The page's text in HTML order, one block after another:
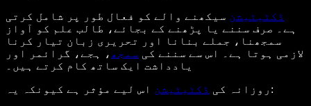
ڈکٹیٹیشن سیکھنے والے کو فعال طور پر شامل کرتی
ہے۔ صرف سننے یا پڑھنے کے بجائے، طالب علم کو آواز
سمجھنا، جملے بنانا اور تحریری زبان تیار کرنا
لازمی ہوتا ہے۔ اس سے سننے کی سمجھ ، ہجے، گرائمر اور
یادداشت ایک ساتھ کام کرتے ہیں۔
روزانہ کی ڈکٹیٹیشن
اس لیے مؤثر ہے کیونکہ یہ: